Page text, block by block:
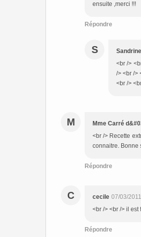
ensuite ,merci !!!
Répondre
S Sandrine
<br />
/> <br />
<br />
M Mme Carré
<br /> Recette
connaitre. Bonne
Répondre
C cecile 07/03/
<br /> <br /> il
Répondre